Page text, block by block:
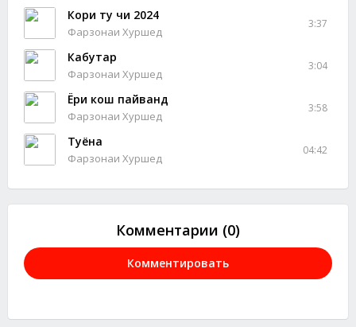
Кори ту чи 2024
Фарзонаи Хуршед
3:37
Кабутар
Фарзонаи Хуршед
3:04
Ёри кош пайванд
Фарзонаи Хуршед
3:58
Туёна
Фарзонаи Хуршед
04:42
Комментарии (0)
Комментировать